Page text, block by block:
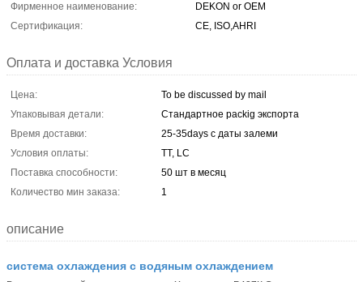
Фирменное наименование:
DEKON or OEM
Сертификация:
CE, ISO,AHRI
Оплата и доставка Условия
Цена:
To be discussed by mail
Упаковывая детали:
Стандартное packig экспорта
Время доставки:
25-35days с даты залеми
Условия оплаты:
TT, LC
Поставка способности:
50 шт в месяц
Количество мин заказа:
1
описание
система охлаждения с водяным охлаждением